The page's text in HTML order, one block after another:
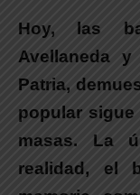
Hoy, las
Avellaneda
Patria,
popular
masas. La
realidad, el